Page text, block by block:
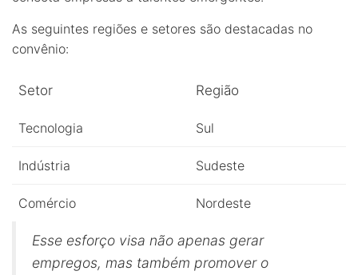
As seguintes regiões e setores são destacadas no
convênio:
Setor Região
Tecnologia Sul
Indústria Sudeste
Comércio Nordeste
Esse esforço visa não apenas gerar
empregos, mas também promover o